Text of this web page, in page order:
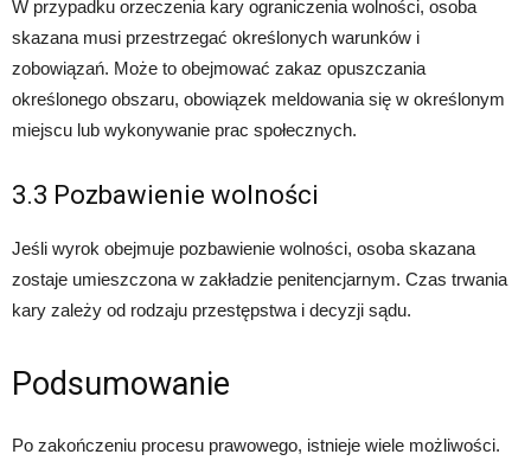
W przypadku orzeczenia kary ograniczenia wolności, osoba
skazana musi przestrzegać określonych warunków i
zobowiązań. Może to obejmować zakaz opuszczania
określonego obszaru, obowiązek meldowania się w określonym
miejscu lub wykonywanie prac społecznych.
3.3 Pozbawienie wolności
Jeśli wyrok obejmuje pozbawienie wolności, osoba skazana
zostaje umieszczona w zakładzie penitencjarnym. Czas trwania
kary zależy od rodzaju przestępstwa i decyzji sądu.
Podsumowanie
Po zakończeniu procesu prawowego, istnieje wiele możliwości.